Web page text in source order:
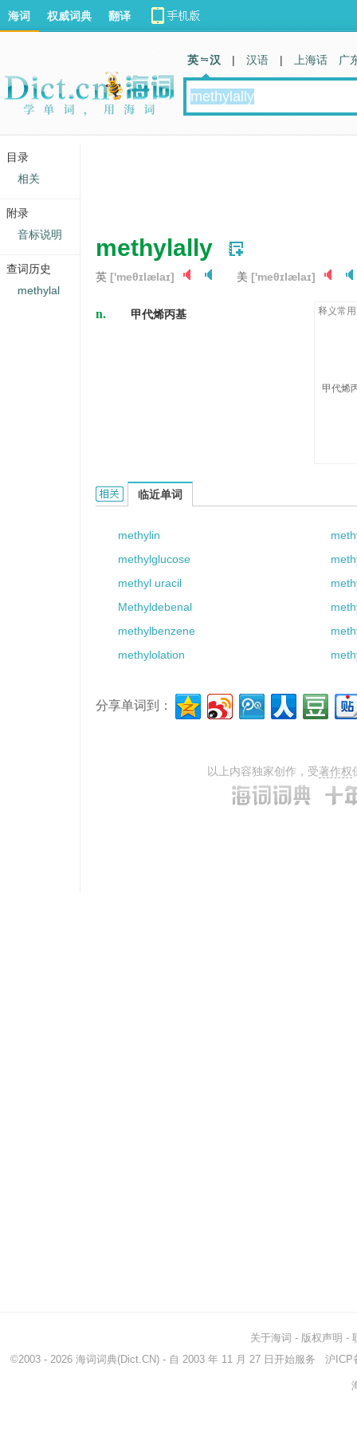
methylally
英 ['meθɪlælaɪ] 美 ['meθɪlælaɪ]
n. 甲代烯丙基 释义常
甲代烯
methylally的相关资料：
临近单词
methylin
methylglucose
methyl uracil
Methyldebenal
methylbenzene
methylolation
分享单词到：
以上内容独家创作，受著作权
海词 权威词典 翻译
英 汉 | 汉语 | 上海话 广
关于海词 - 版权声明 -
©2003 - 2026 海词词典(Dict.CN) - 自 2003 年 11 月 27 日开始服务 沪ICP
目录
相关
附录
音标说明
查词历史
methylal